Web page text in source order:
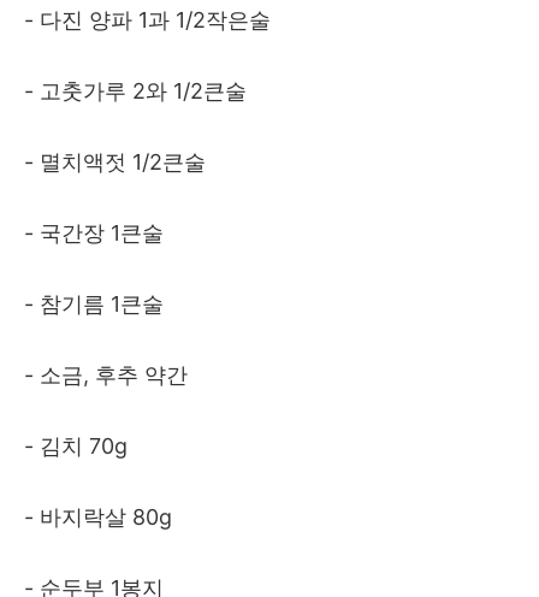
- 다진 양파 1과 1/2작은술
- 고춧가루 2와 1/2큰술
- 멸치액젓 1/2큰술
- 국간장 1큰술
- 참기름 1큰술
- 소금, 후추 약간
- 김치 70g
- 바지락살 80g
- 순두부 1봉지